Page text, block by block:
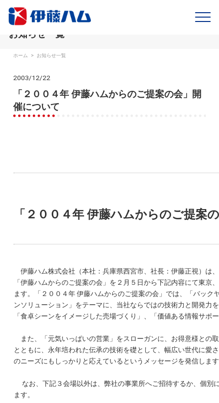
お知らせ一覧
ホーム > お知らせ一覧
2003/12/22
「２００４年 伊藤ハムからのご提案の会」開
催について
「２００４年 伊藤ハムからのご提案
伊藤ハム株式会社（本社：兵庫県西宮市、社長：伊藤正視）は
「伊藤ハムからのご提案の会」を２月５日から下記内容にて東京
ます。「２００４年 伊藤ハムからのご提案の会」では、「バック
ンソリューション」をテーマに、当社ならではの技術力と開発力
「食卓シーンをイメージした売場づくり」、「価値ある情報サ
また、「元気いっぱいの営業」をスローガンに、お得意様との
とともに、永年培われた伝承の技術を礎として、幅広い世代に愛
のニーズにもしっかりと応えているというメッセージを発信し
なお、下記３会場以外は、弊社の事業所へご招待するか、個別
ます。